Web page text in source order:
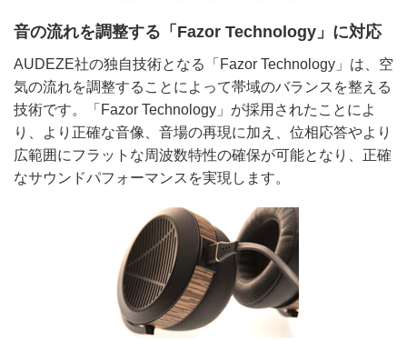
音の流れを調整する「Fazor Technology」に対応
AUDEZE社の独自技術となる「Fazor Technology」は、空
気の流れを調整することによって帯域のバランスを整える
技術です。「Fazor Technology」が採用されたことによ
り、より正確な音像、音場の再現に加え、位相応答やより
広範囲にフラットな周波数特性の確保が可能となり、正確
なサウンドパフォーマンスを実現します。